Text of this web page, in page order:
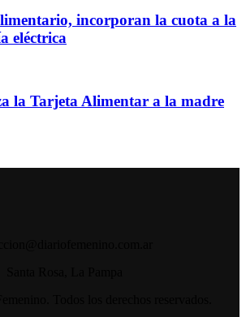
incorporan la cuota a la
eléctrica
la Tarjeta Alimentar a la madre